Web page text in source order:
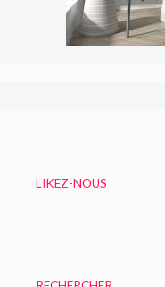
LIKEZ-NOUS